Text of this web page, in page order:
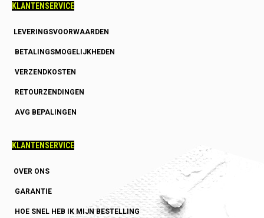
KLANTENSERVICE
LEVERINGSVOORWAARDEN
BETALINGSMOGELIJKHEDEN
VERZENDKOSTEN
RETOURZENDINGEN
AVG BEPALINGEN
KLANTENSERVICE
OVER ONS
GARANTIE
HOE SNEL HEB IK MIJN BESTELLING